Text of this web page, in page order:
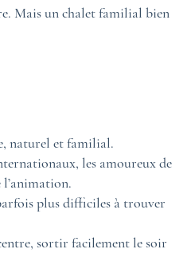
Mais un chalet familial bien
naturel et familial.
les amoureux de
plus difficiles à trouver
sortir facilement le soir